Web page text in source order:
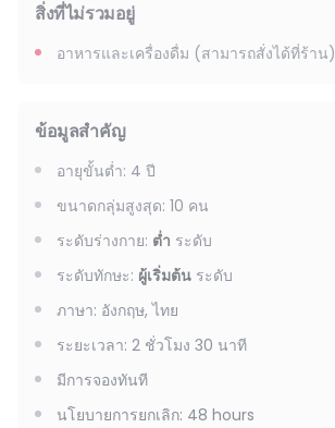
สิ่งที่ไม่รวมอยู่
อาหารและเครื่องดื่ม (สามารถสั่งได้ที่ร้าน)
ข้อมูลสำคัญ
อายุขั้นต่ำ: 4 ปี
ขนาดกลุ่มสูงสุด: 10 คน
ระดับร่างกาย: ต่ำ ระดับ
ระดับทักษะ: ผู้เริ่มต้น ระดับ
ภาษา: อังกฤษ, ไทย
ระยะเวลา: 2 ชั่วโมง 30 นาที
มีการจองทันที
นโยบายการยกเลิก: 48 hours